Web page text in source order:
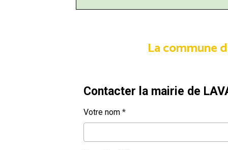
La commune
Contacter la mairie de
Votre nom